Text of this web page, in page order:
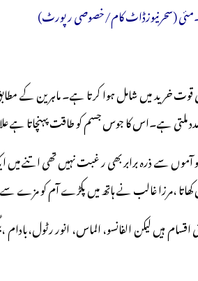
اسکی قوت خرید میں شامل ہوا کرتا ہے۔
ہے۔اس کا جوس جسم کو طاقت پہنچاتا ہے
کو آموں سے ذرہ برابر بھی ر غبت نہیں تھی
،مرزا غالب نے ہاتھ میں پکڑے آم کو
کی فصل کی جاتی ہے یوں تو آم کی کئی اقسام ہیں لیکن